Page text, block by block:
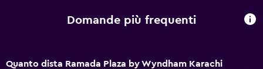
Wi-Fi disponibile ovunque
Domande più frequenti
Quanto dista Ramada Plaza by Wyndham Karachi